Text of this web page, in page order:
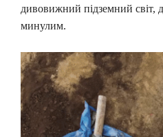
дивовижний підземний світ,
минулим.